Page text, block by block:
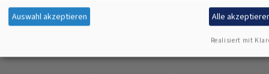
Kontaktformular
Auswahl akzeptieren Alle
Realisiert mit